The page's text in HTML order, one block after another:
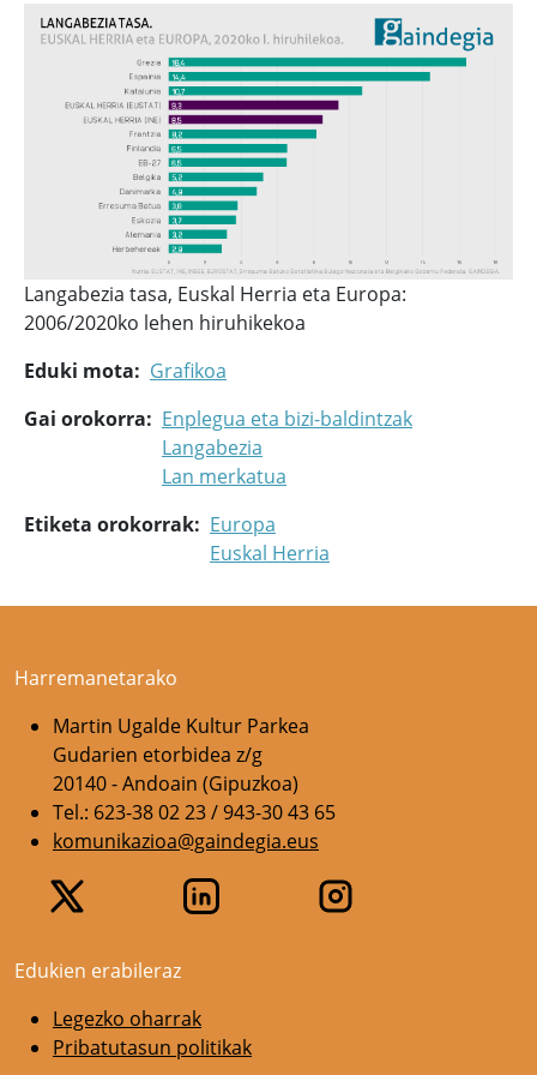
Langabezia tasa, Euskal Herria eta Europa:
2006/2020ko lehen hiruhikekoa
Eduki mota
Grafikoa
Gai orokorra
Enplegua eta bizi-baldintzak
Langabezia
Lan merkatua
Etiketa orokorrak
Europa
Euskal Herria
Harremanetarako
Martin Ugalde Kultur Parkea
Gudarien etorbidea z/g
20140 - Andoain (Gipuzkoa)
Tel.: 623-38 02 23 / 943-30 43 65
komunikazioa@gaindegia.eus
Edukien erabileraz
Legezko oharrak
Pribatutasun politikak